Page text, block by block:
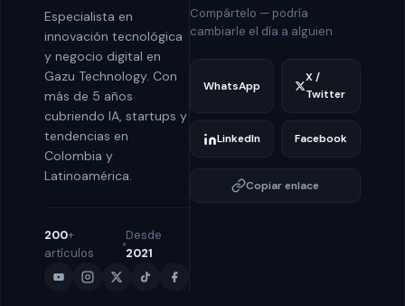
Especialista en
innovación tecnológica
y negocio digital en
Gazu Technology. Con
más de 5 años
cubriendo IA, startups y
tendencias en
Colombia y
Latinoamérica.
200+
artículos
Desde
2021
Compártelo — podría
cambiarle el día a alguien
WhatsApp
X /
Twitter
LinkedIn Facebook
Copiar enlace